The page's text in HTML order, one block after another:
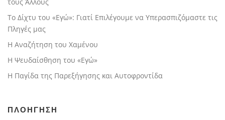
Το Δίχτυ του «Εγώ»: Γιατί Επιλέγουμε να Υπερασπιζόμαστε τις
Πληγές μας
Η Αναζήτηση του Χαμένου
Η Ψευδαίσθηση του «Εγώ»
Η Παγίδα της Παρεξήγησης και Αυτοφροντίδα
ΠΛΟΗΓΗΣΗ